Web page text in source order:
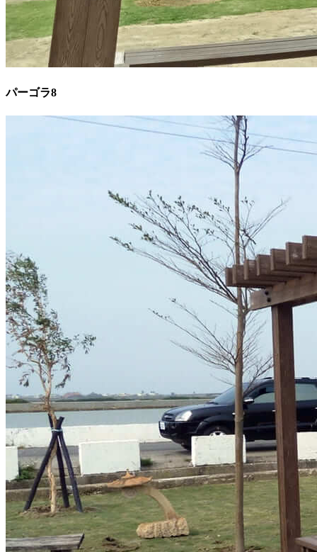
パーゴラ8